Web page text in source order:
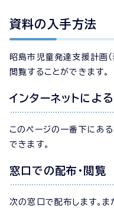
資料の入手方法
昭島市児童発達支援計画
閲覧することができます。
インターネットによ
このページの一番下にあ
できます。
窓口での配布・閲覧
次の窓口で配布します。ま